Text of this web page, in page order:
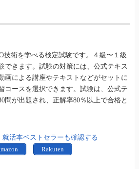
技術を学べる検定試験です。４級〜１級
できます。試験の対策には、公式テキス
画による講座やテキストなどがセットに
コースを選択できます。試験は、公式テ
問が出題され、正解率80％以上で合格と
就活本ベストセラーも確認する
Rakuten